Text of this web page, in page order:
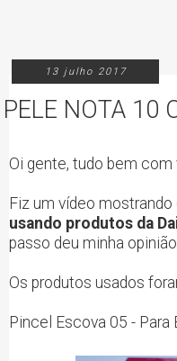
13 julho 2017
PELE NOTA 10
Oi gente, tudo bem com
Fiz um vídeo
usando produtos da
passo deu minha
Os produtos usados
Pincel Escova 05 - Para